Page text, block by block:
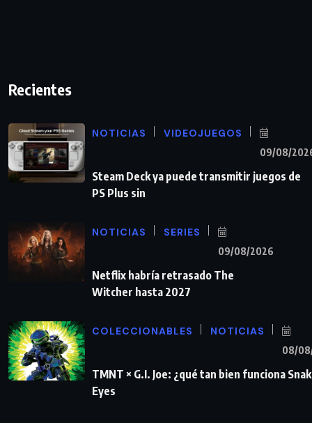
Recientes
NOTICIAS VIDEOJUEGOS
09/08/
Steam Deck ya puede transmitir juegos de
PS Plus sin
NOTICIAS SERIES
09/08/2026
Netflix habría retrasado The
Witcher hasta 2027
COLECCIONABLES NOTICIAS
08/
TMNT × G.I. Joe: ¿qué tan bien funciona
Eyes